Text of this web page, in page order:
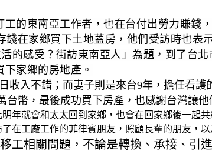
的東南亞工作者，也在台付出勞力賺錢
在家鄉買下土地蓋房，他們受訪時也表
的感受？街訪東南亞人」為題，到了台
家鄉的房地產。
收入不錯；而妻子則是來台9年，擔任看
幣，最後成功買下房產，也感謝台灣讓他
年就會和太太回到家鄉，也會在回家鄉後一起
在工廠工作的菲律賓朋友，照顧長輩的朋友，
工相關問題，不論是轉換、承接、